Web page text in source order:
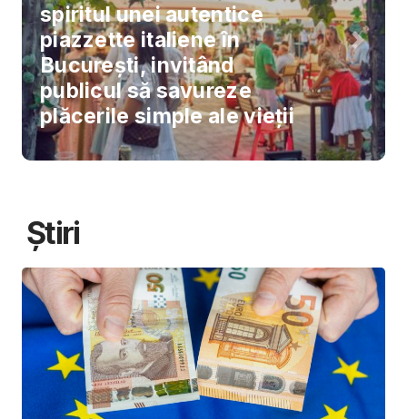
spiritul unei autentice
piazzette italiene în
București, invitând
publicul să savureze
plăcerile simple ale vieții
Știri